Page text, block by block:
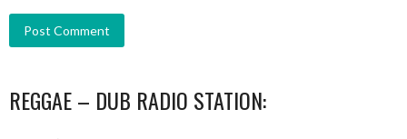
REGGAE – DUB RADIO STATION: